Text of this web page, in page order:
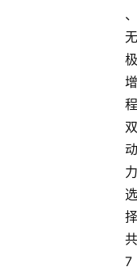
、
无
极
增
程
双
动
力
选
择
共
7